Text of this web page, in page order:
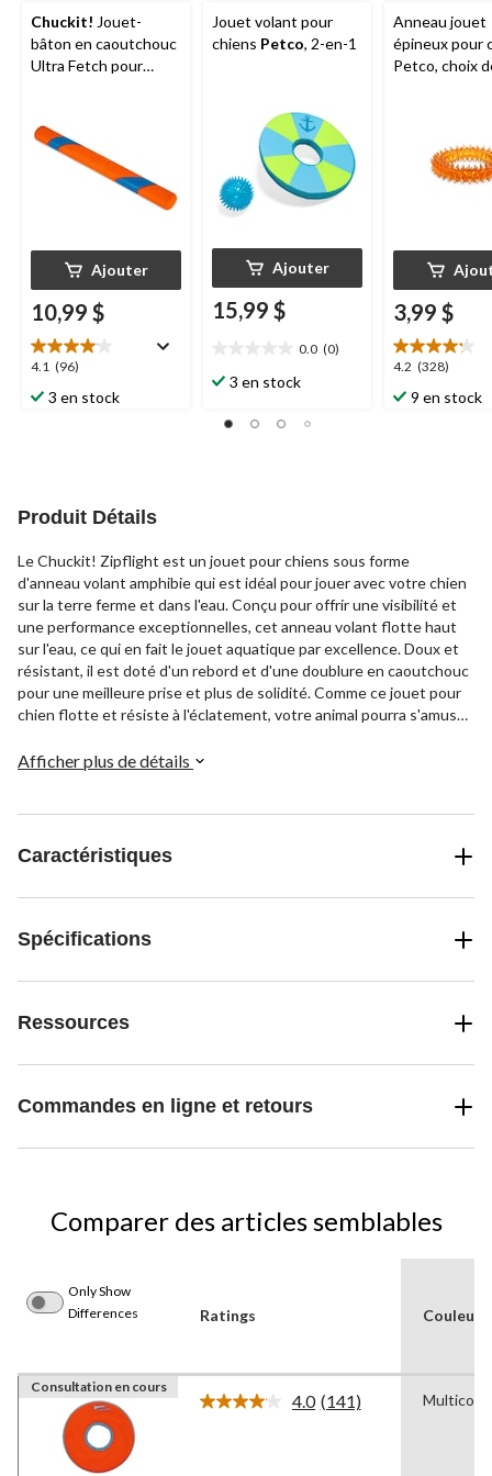
Chuckit! Jouet-
bâton en caoutchouc
Ultra Fetch pour
Ajouter
10,99 $
4.1 (96)
4.1
étoile(s)
sur
3 en stock
Jouet volant pour
chiens Petco, 2-en-1
Ajouter
15,99 $
0.0 (0)
étoile(s)
5.
3 en stock
Anneau jouet
épineux pour
Petco, choix
3,99 $
4.2 (328)
4.2
étoile(s)
sur
9 en stock
Produit Détails
Le Chuckit! Zipflight est un jouet pour chiens sous forme
d'anneau volant amphibie qui est idéal pour jouer avec votre chien
sur la terre ferme et dans l'eau. Conçu pour offrir une visibilité et
une performance exceptionnelles, cet anneau volant flotte haut
sur l'eau, ce qui en fait le jouet aquatique par excellence. Doux et
résistant, il est doté d'un rebord et d'une doublure en caoutchouc
pour une meilleure prise et plus de solidité. Comme ce jouet pour
chien flotte et résiste à l'éclatement, votre animal pourra s'amuser
Afficher plus de détails
Caractéristiques
Spécifications
Ressources
Commandes en ligne et retours
Comparer des articles semblables
Only Show
Differences
Ratings Couleur
Consultation en cours
4.0 Lire
(141)